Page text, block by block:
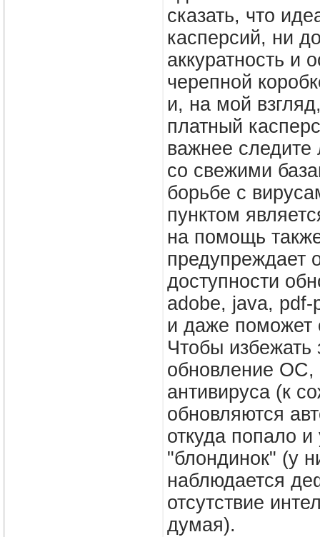
сказать, что
касперсий, ни
аккуратность и
черепной
и, на мой
платный
важнее
со свежими
борьбе с
пунктом
на помощь
предупреждает
доступности
adobe, java,
и даже поможет
Чтобы избежать
обновление ОС,
антивируса (к
обновляются
откуда попало
"блондинок" (у
наблюдается
отсутствие
думая).